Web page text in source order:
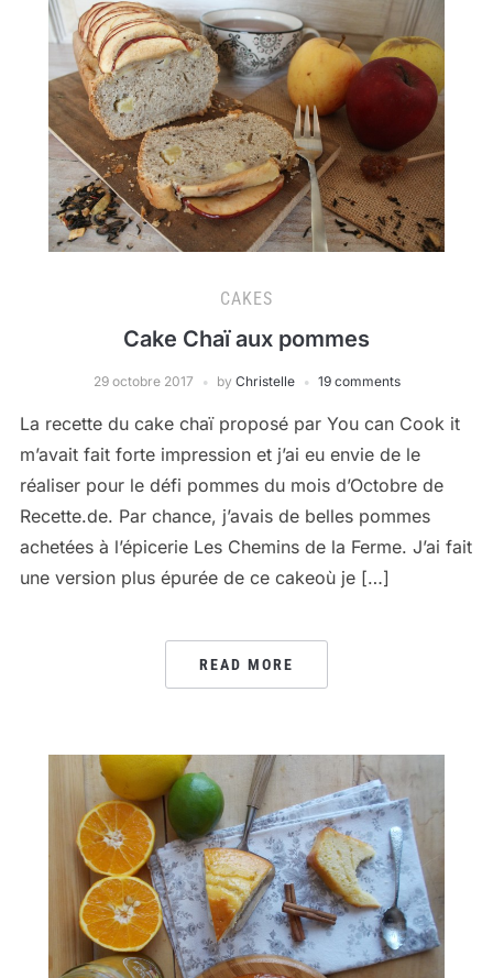
CAKES
Cake Chaï aux pommes
29 octobre 2017 by Christelle 19 comments
La recette du cake chaï proposé par You can Cook it
m’avait fait forte impression et j’ai eu envie de le
réaliser pour le défi pommes du mois d’Octobre de
Recette.de. Par chance, j’avais de belles pommes
achetées à l’épicerie Les Chemins de la Ferme. J’ai fait
une version plus épurée de ce cakeoù je […]
READ MORE